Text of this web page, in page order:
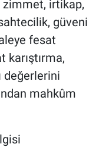
zimmet, irtikap,
sahtecilik, güveni
fesat
karıştırma,
değerlerini
mahkûm